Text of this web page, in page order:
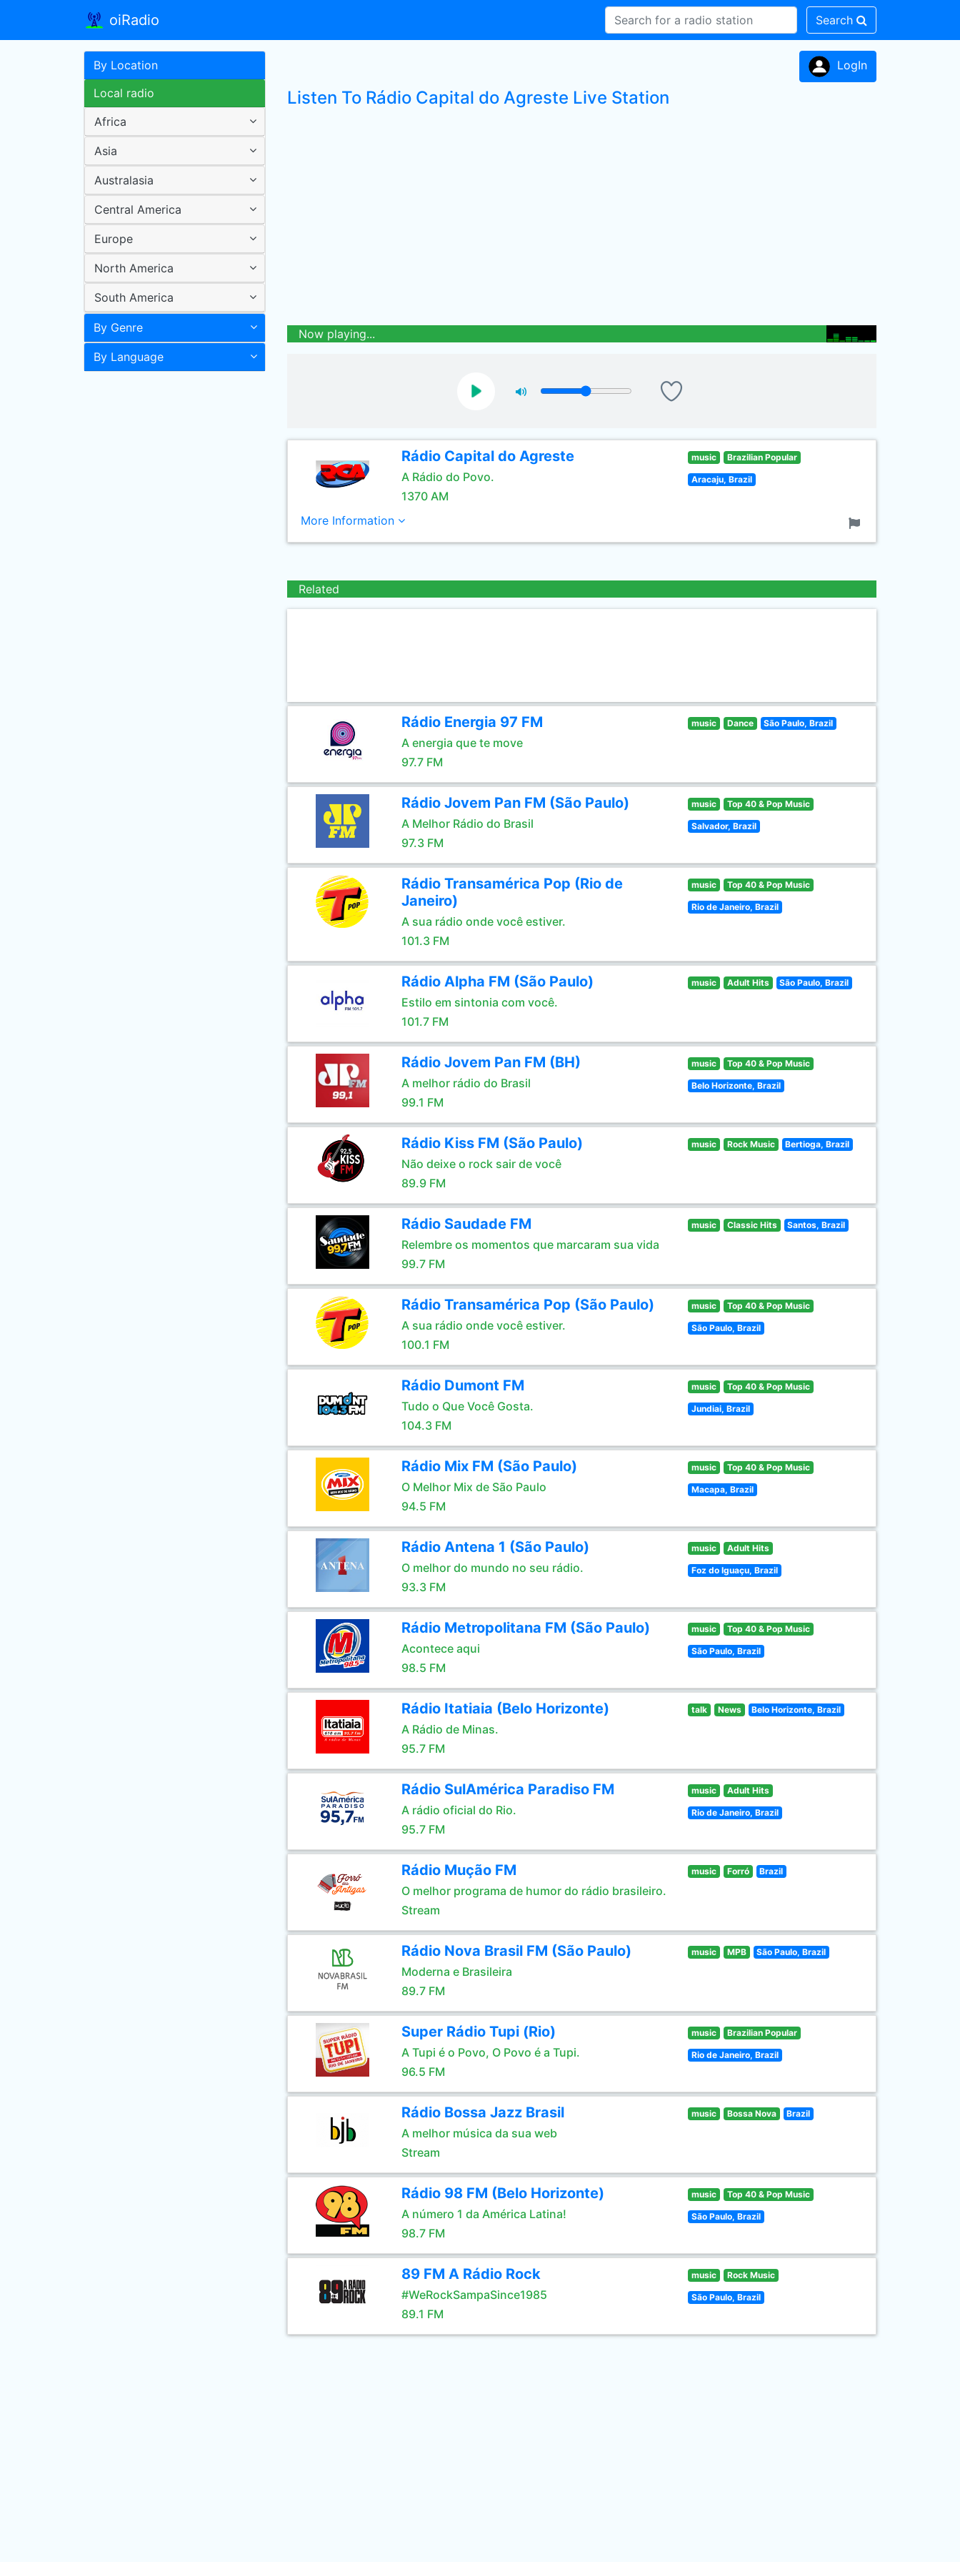
oiRadio Search
By Location
Local radio
Africa
Asia
Australasia
Central America
Europe
North America
South America
By Genre
By Language
LogIn
Listen To Rádio Capital do Agreste Live Station
Now playing...
Rádio Capital do Agreste
A Rádio do Povo.
1370 AM
music Brazilian Popular
Aracaju, Brazil
More Information
Related
Rádio Energia 97 FM
A energia que te move
97.7 FM
music Dance São Paulo, Brazil
Rádio Jovem Pan FM (São Paulo)
A Melhor Rádio do Brasil
97.3 FM
music Top 40 & Pop Music
Salvador, Brazil
Rádio Transamérica Pop (Rio de
Janeiro)
A sua rádio onde você estiver.
101.3 FM
music Top 40 & Pop Music
Rio de Janeiro, Brazil
Rádio Alpha FM (São Paulo)
Estilo em sintonia com você.
101.7 FM
music Adult Hits São Paulo, Brazil
Rádio Jovem Pan FM (BH)
A melhor rádio do Brasil
99.1 FM
music Top 40 & Pop Music
Belo Horizonte, Brazil
Rádio Kiss FM (São Paulo)
Não deixe o rock sair de você
89.9 FM
music Rock Music Bertioga, Brazil
Rádio Saudade FM
Relembre os momentos que marcaram sua vida
99.7 FM
music Classic Hits Santos, Brazil
Rádio Transamérica Pop (São Paulo)
A sua rádio onde você estiver.
100.1 FM
music Top 40 & Pop Music
São Paulo, Brazil
Rádio Dumont FM
Tudo o Que Você Gosta.
104.3 FM
music Top 40 & Pop Music
Jundiai, Brazil
Rádio Mix FM (São Paulo)
O Melhor Mix de São Paulo
94.5 FM
music Top 40 & Pop Music
Macapa, Brazil
Rádio Antena 1 (São Paulo)
O melhor do mundo no seu rádio.
93.3 FM
music Adult Hits
Foz do Iguaçu, Brazil
Rádio Metropolitana FM (São Paulo)
Acontece aqui
98.5 FM
music Top 40 & Pop Music
São Paulo, Brazil
Rádio Itatiaia (Belo Horizonte)
A Rádio de Minas.
95.7 FM
talk News Belo Horizonte, Brazil
Rádio SulAmérica Paradiso FM
A rádio oficial do Rio.
95.7 FM
music Adult Hits
Rio de Janeiro, Brazil
Rádio Mução FM
O melhor programa de humor do rádio brasileiro.
Stream
music Forró Brazil
Rádio Nova Brasil FM (São Paulo)
Moderna e Brasileira
89.7 FM
music MPB São Paulo, Brazil
Super Rádio Tupi (Rio)
A Tupi é o Povo, O Povo é a Tupi.
96.5 FM
music Brazilian Popular
Rio de Janeiro, Brazil
Rádio Bossa Jazz Brasil
A melhor música da sua web
Stream
music Bossa Nova Brazil
Rádio 98 FM (Belo Horizonte)
A número 1 da América Latina!
98.7 FM
music Top 40 & Pop Music
São Paulo, Brazil
89 FM A Rádio Rock
#WeRockSampaSince1985
89.1 FM
music Rock Music
São Paulo, Brazil